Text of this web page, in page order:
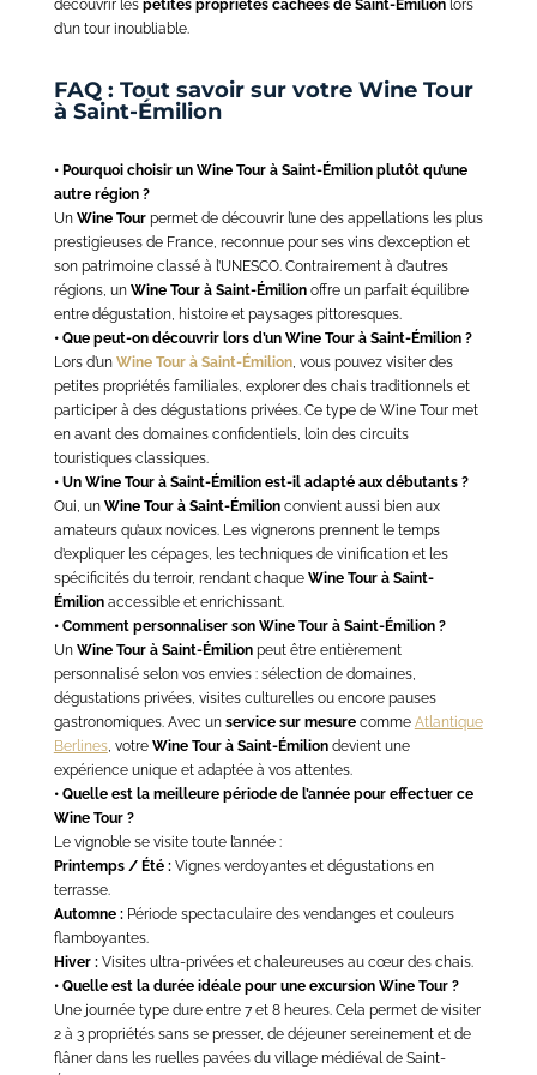
découvrir les petites propriétés cachées de Saint-Émilion lors
d’un tour inoubliable.
FAQ : Tout savoir sur votre Wine Tour
à Saint-Émilion
• Pourquoi choisir un Wine Tour à Saint-Émilion plutôt qu’une
autre région ?
Un Wine Tourpermet de découvrir l’une des appellations les plus
prestigieuses de France, reconnue pour ses vins d’exception et
son patrimoine classé à l’UNESCO. Contrairement à d’autres
régions, un Wine Tour à Saint-Émilion offre un parfait équilibre
entre dégustation, histoire et paysages pittoresques.
• Que peut-on découvrir lors d’un Wine Tour à Saint-Émilion ?
Lors d’un Wine Tour à Saint-Émilion, vous pouvez visiter des
petites propriétés familiales, explorer des chais traditionnels et
participer à des dégustations privées. Ce type de Wine Tour met
en avant des domaines confidentiels, loin des circuits
touristiques classiques.
• Un Wine Tour à Saint-Émilion est-il adapté aux débutants ?
Oui, un Wine Tour à Saint-Émilion convient aussi bien aux
amateurs qu’aux novices. Les vignerons prennent le temps
d’expliquer les cépages, les techniques de vinification et les
spécificités du terroir, rendant chaque Wine Tour à Saint-
Émilion accessible et enrichissant.
• Comment personnaliser son Wine Tour à Saint-Émilion ?
UnWine Tour à Saint-Émilionpeut être entièrement
personnalisé selon vos envies : sélection de domaines,
dégustations privées, visites culturelles ou encore pauses
gastronomiques. Avec un service sur mesurecomme Atlantique
Berlines, votre Wine Tour à Saint-Émiliondevient une
expérience unique et adaptée à vos attentes.
• Quelle est la meilleure période de l’année pour effectuer ce
Wine Tour ?
Le vignoble se visite toute l’année :
Printemps / Été :Vignes verdoyantes et dégustations en
terrasse.
Automne :Période spectaculaire des vendanges et couleurs
flamboyantes.
Hiver :Visites ultra-privées et chaleureuses au cœur des chais.
• Quelle est la durée idéale pour une excursion Wine Tour ?
Une journée type dure entre 7 et 8 heures. Cela permet de visiter
2 à 3 propriétés sans se presser, de déjeuner sereinement et de
flâner dans les ruelles pavées du village médiéval de Saint-